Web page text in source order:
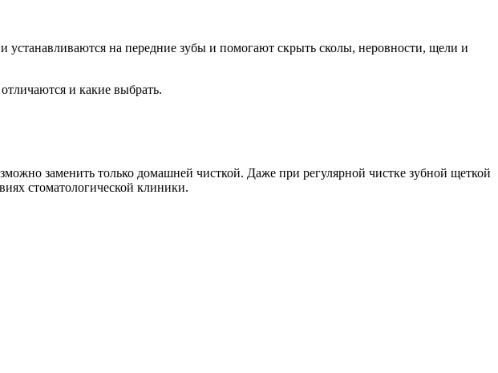
на передние зубы и помогают скрыть сколы, неровности, щели и
и какие выбрать.
заменить только домашней чисткой. Даже при регулярной чистке зубной щеткой
стоматологической клиники.